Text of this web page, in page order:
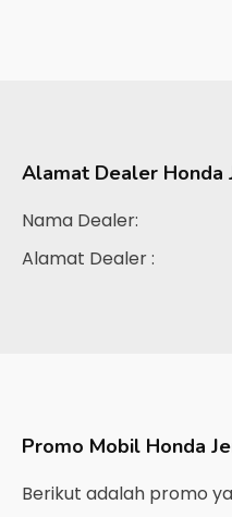
Alamat Dealer Honda
Nama Dealer:
Alamat Dealer :
Promo Mobil Honda
Berikut adalah promo